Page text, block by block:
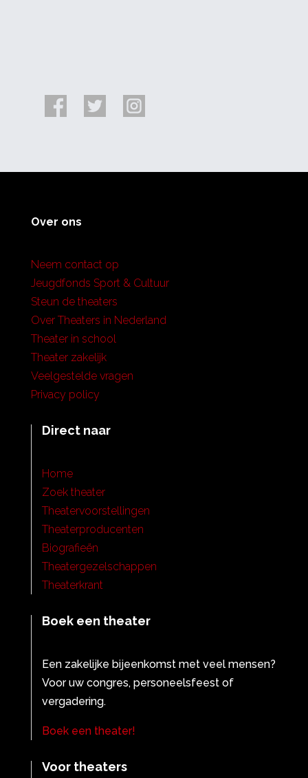
Over ons
Neem contact op
Jeugdfonds Sport & Cultuur
Steun de theaters
Over Theaters in Nederland
Theater in school
Theater zakelijk
Veelgestelde vragen
Privacy policy
Direct naar
Home
Zoek theater
Theatervoorstellingen
Theaterproducenten
Biografieën
Theatergezelschappen
Theaterkrant
Boek een theater
Een zakelijke bijeenkomst met veel mensen?
Voor uw congres, personeelsfeest of
vergadering.
Boek een theater!
Voor theaters